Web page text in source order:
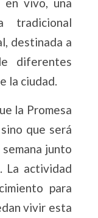
en vivo, una
tradicional
destinada a
diferentes
la ciudad.
la Promesa
que será
junto
La actividad
para
vivir esta